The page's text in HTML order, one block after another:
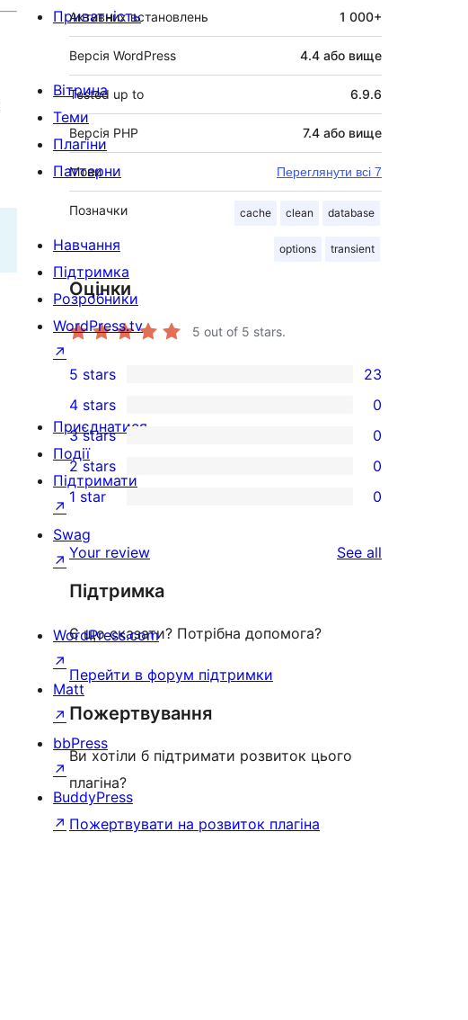
Активних встановлень 1 000+
Версія WordPress 4.4 або вище
Tested up to 6.9.6
Версія PHP 7.4 або вище
Мови Переглянути всі 7
Позначки cache clean database
options transient
Оцінки
5 out of 5 stars.
23
5-
star
reviews
5 stars 23
4-
star
reviews
4 stars 0
0
3-
star
reviews
3 stars 0
0
2-
star
reviews
2 stars 0
1-
star
reviews
1 star 0
Your review See all
Підтримка
Є що сказати? Потрібна допомога?
Перейти в форум підтримки
Пожертвування
Ви хотіли б підтримати розвиток цього
плагіна?
Пожертвувати на розвиток плагіна
Приватність
Вітрина
Теми
Плагіни
Паттерни
Навчання
Підтримка
Розробники
WordPress.tv
↗
Приєднатися
Події
Підтримати
↗
Swag
↗
WordPress.com
↗
Matt
↗
bbPress
↗
BuddyPress
↗